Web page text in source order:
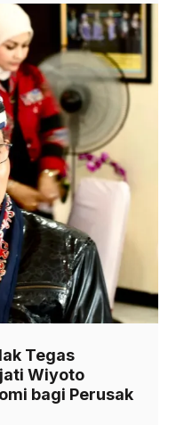
Tegas
Wiyoto
bagi Perusak